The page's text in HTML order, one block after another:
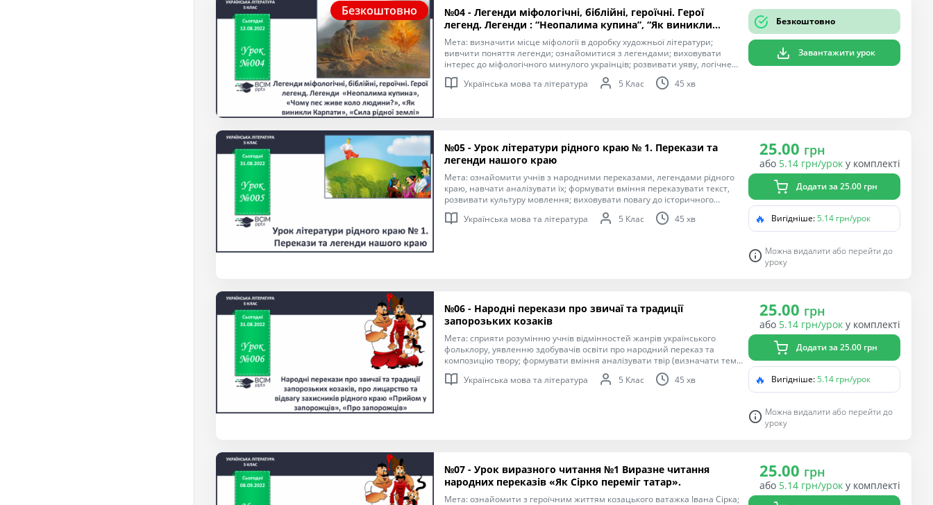
Безкоштовно
№04 - Легенди міфологічні, біблійні, героїчні. Герої
легенд. Легенди : “Неопалима купина”, “Як виникли
Карпати”,” Сила рідної землі”.
Мета: визначити місце міфології в доробку художньої літератури;
вивчити поняття легенди; ознайомитися з легендами; виховувати
інтерес до міфологічного минулого українців; розвивати уяву, логічне
мислення, культуру зв’язного мовлення.
Українська мова та література 5 Клас 45 хв
Безкоштовно
Завантажити урок
№05 - Урок літератури рідного краю № 1. Перекази та
легенди нашого краю
Мета: ознайомити учнів з народними переказами, легендами рідного
краю, навчати аналізувати їх; формувати вміння переказувати текст,
розвивати культуру мовлення; виховувати повагу до історичного
минулого народу, до героїчних подвигів окремих діячів.
Українська мова та література 5 Клас 45 хв
25.00 грн
або 5.14 грн/урок у комплекті
Додати за 25.00 грн
🔥 Вигідніше:5.14 грн/урок
Можна видалити або перейти до
уроку
№06 - Народні перекази про звичаї та традиції
запорозьких козаків
Мета: сприяти розумінню учнів відмінностей жанрів українського
фольклору, уявленню здобувачів освіти про народний переказ та
композицію твору; формувати вміння аналізувати твір (визначати тему,
ідею і композицію твору); виховувати шанобливе ставлення до історії
українського народу, любов до народної творчості, гордість за народних
Українська мова та література 5 Клас 45 хв
25.00 грн
або 5.14 грн/урок у комплекті
Додати за 25.00 грн
🔥 Вигідніше:5.14 грн/урок
Можна видалити або перейти до
уроку
№07 - Урок виразного читання №1 Виразне читання
народних переказів «Як Сірко переміг татар».
Мета: ознайомити з героїчним життям козацького ватажка Івана Сірка;
25.00 грн
або 5.14 грн/урок у комплекті